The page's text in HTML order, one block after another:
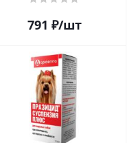
791 ₽/шт